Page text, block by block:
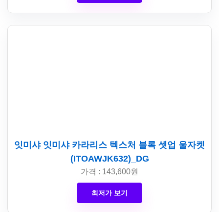
잇미샤 잇미샤 카라리스 텍스처 블록 셋업 울자켓
(ITOAWJK632)_DG
가격 : 143,600원
최저가 보기